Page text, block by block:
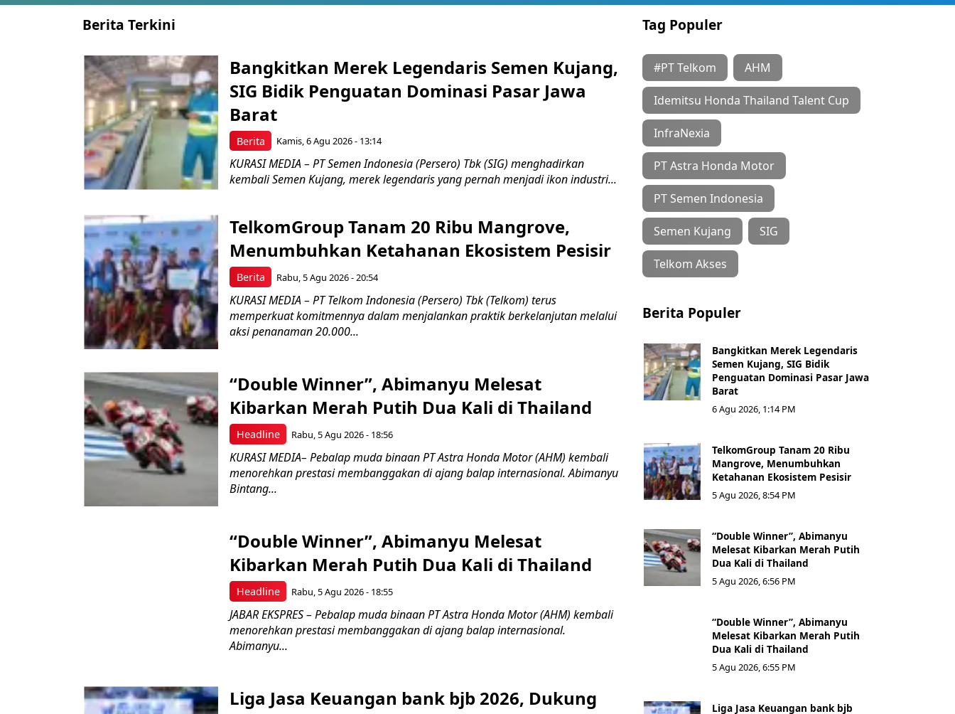
Berita Terkini
Berita
Bangkitkan Merek Legendaris Semen Kujang,
SIG Bidik Penguatan Dominasi Pasar Jawa
Barat
Kamis, 6 Agu 2026 - 13:14
KURASI MEDIA – PT Semen Indonesia (Persero) Tbk (SIG) menghadirkan
kembali Semen Kujang, merek legendaris yang pernah menjadi ikon industri...
Berita
TelkomGroup Tanam 20 Ribu Mangrove,
Menumbuhkan Ketahanan Ekosistem Pesisir
Rabu, 5 Agu 2026 - 20:54
KURASI MEDIA – PT Telkom Indonesia (Persero) Tbk (Telkom) terus
memperkuat komitmennya dalam menjalankan praktik berkelanjutan melalui
aksi penanaman 20.000...
Headline
“Double Winner”, Abimanyu Melesat
Kibarkan Merah Putih Dua Kali di Thailand
Rabu, 5 Agu 2026 - 18:56
KURASI MEDIA– Pebalap muda binaan PT Astra Honda Motor (AHM) kembali
menorehkan prestasi membanggakan di ajang balap internasional. Abimanyu
Bintang...
Headline
“Double Winner”, Abimanyu Melesat
Kibarkan Merah Putih Dua Kali di Thailand
Rabu, 5 Agu 2026 - 18:55
JABAR EKSPRES – Pebalap muda binaan PT Astra Honda Motor (AHM) kembali
menorehkan prestasi membanggakan di ajang balap internasional.
Abimanyu...
Liga Jasa Keuangan bank bjb 2026, Dukung
Tag Populer
#PT Telkom AHM
Idemitsu Honda Thailand Talent Cup
InfraNexia
PT Astra Honda Motor
PT Semen Indonesia
Semen Kujang SIG
Telkom Akses
Berita Populer
Bangkitkan Merek Legendaris
Semen Kujang, SIG Bidik
Penguatan Dominasi Pasar Jawa
Barat
6 Agu 2026, 1:14 PM
TelkomGroup Tanam 20 Ribu
Mangrove, Menumbuhkan
Ketahanan Ekosistem Pesisir
5 Agu 2026, 8:54 PM
“Double Winner”, Abimanyu
Melesat Kibarkan Merah Putih
Dua Kali di Thailand
5 Agu 2026, 6:56 PM
“Double Winner”, Abimanyu
Melesat Kibarkan Merah Putih
Dua Kali di Thailand
5 Agu 2026, 6:55 PM
Liga Jasa Keuangan bank bjb